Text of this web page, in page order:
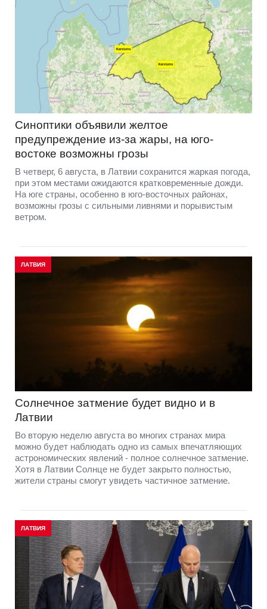
Синоптики объявили желтое
предупреждение из-за жары, на юго-
востоке возможны грозы
В четверг, 6 августа, в Латвии сохранится жаркая погода,
при этом местами ожидаются кратковременные дожди.
На юге страны, особенно в юго-восточных районах,
возможны грозы с сильными ливнями и порывистым
ветром.
ЛАТВИЯ
Солнечное затмение будет видно и в
Латвии
Во вторую неделю августа во многих странах мира
можно будет наблюдать одно из самых впечатляющих
астрономических явлений - полное солнечное затмение.
Хотя в Латвии Солнце не будет закрыто полностью,
жители страны смогут увидеть частичное затмение.
ЛАТВИЯ